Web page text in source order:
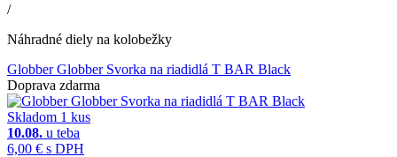
/
Náhradné diely na kolobežky
Globber Globber Svorka na riadidlá T BAR Black
Doprava zdarma
Skladom 1 kus
10.08. u teba
6,00 € s DPH